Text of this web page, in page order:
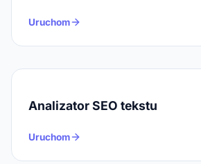
Uruchom
Analizator SEO tekstu
Uruchom